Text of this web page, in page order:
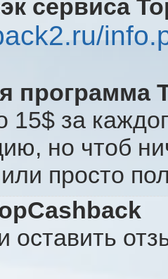
сервиса
программа
15$ за
но чтоб
просто
оставить